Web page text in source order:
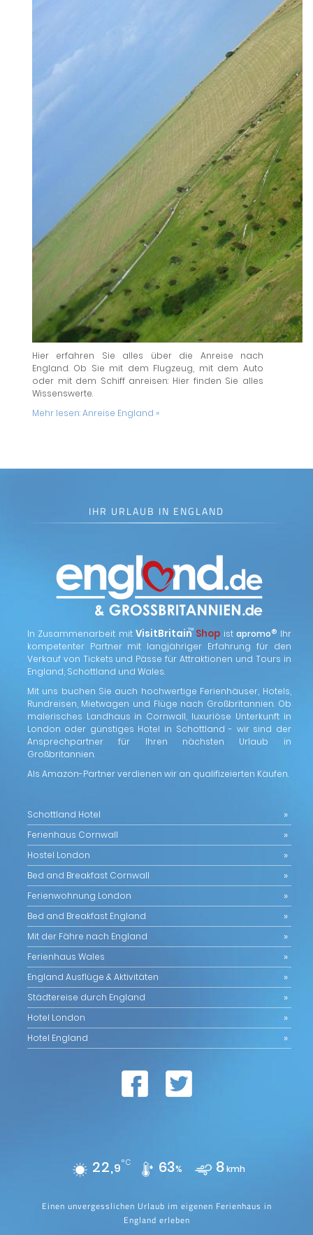
Hier erfahren Sie alles über die Anreise nach
England. Ob Sie mit dem Flugzeug, mit dem Auto
oder mit dem Schiff anreisen: Hier finden Sie alles
Wissenswerte.
Mehr lesen:Anreise England »
IHR URLAUB IN ENGLAND
In Zusammenarbeit mitVisitBritain
™ Shop istapromo® Ihr
kompetenter Partner mit langjähriger Erfahrung für den
Verkauf von Tickets und Pässe für Attraktionen und Tours in
England, Schottland und Wales.
Mit uns buchen Sie auch hochwertige Ferienhäuser, Hotels,
Rundreisen, Mietwagen und Flüge nach Großbritannien. Ob
malerisches Landhaus in Cornwall, luxuriöse Unterkunft in
London oder günstiges Hotel in Schottland - wir sind der
Ansprechpartner für Ihren nächsten Urlaub in
Großbritannien.
Als Amazon-Partner verdienen wir an qualifizeierten Käufen.
Schottland Hotel
Ferienhaus Cornwall
Hostel London
Bed and Breakfast Cornwall
Ferienwohnung London
Bed and Breakfast England
Mit der Fähre nach England
Ferienhaus Wales
England Ausflüge & Aktivitäten
Städtereise durch England
Hotel London
Hotel England
22,9°C 63% 8kmh
Einen unvergesslichen Urlaub im eigenen Ferienhaus in
England erleben